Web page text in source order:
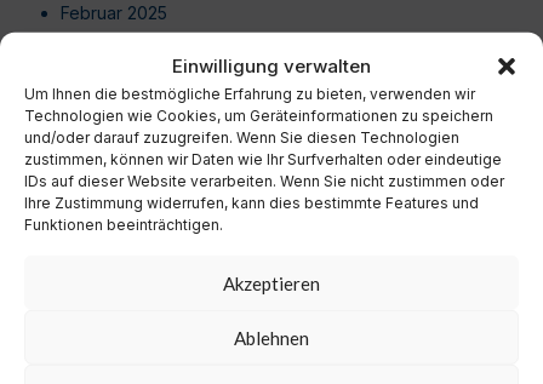
Einwilligung verwalten
Um Ihnen die bestmögliche Erfahrung zu bieten, verwenden wir
Technologien wie Cookies, um Geräteinformationen zu speichern
und/oder darauf zuzugreifen. Wenn Sie diesen Technologien
zustimmen, können wir Daten wie Ihr Surfverhalten oder eindeutige
IDs auf dieser Website verarbeiten. Wenn Sie nicht zustimmen oder
Ihre Zustimmung widerrufen, kann dies bestimmte Features und
Funktionen beeinträchtigen.
Akzeptieren
Ablehnen
Februar 2025
Dezember 2024
November 2024
Oktober 2024
September 2024
August 2024
Juli 2024
Juni 2024